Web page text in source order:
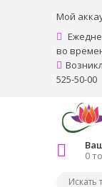
Мой
во
525-50-00
0